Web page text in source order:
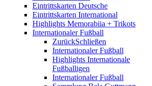
Eintrittskarten Deutsche
Eintrittskarten International
Highlights Memorabiia + Trikots
Internationaler Fußball
ZurückSchließen
Internationaler Fußball
Highlights Internationale
Fußballigen
Internationaler Fußball